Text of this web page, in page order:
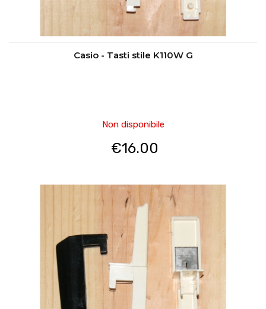
Casio - Tasti stile K110W G
Non disponibile
€16.00